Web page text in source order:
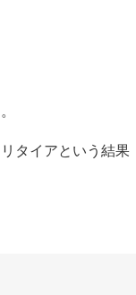
タイアという結果